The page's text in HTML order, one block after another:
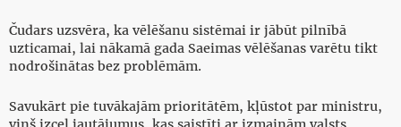
Čudars uzsvēra, ka vēlēšanu sistēmai ir jābūt pilnībā
uzticamai, lai nākamā gada Saeimas vēlēšanas varētu tikt
nodrošinātas bez problēmām.
Savukārt pie tuvākajām prioritātēm, kļūstot par ministru,